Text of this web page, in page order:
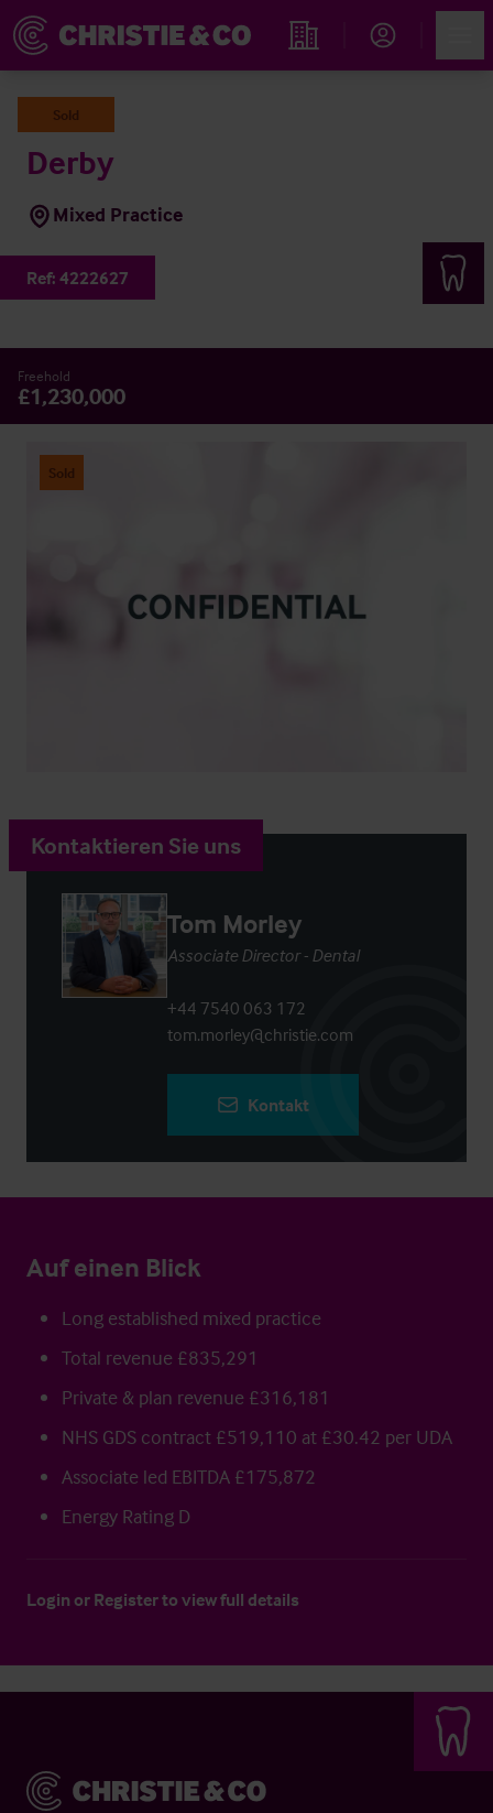
Immobiliensuche
Sold
Derby
Mixed Practice
Ref: 4222627
Freehold
£1,230,000
Sold
Kontaktieren Sie uns
Tom Morley
Associate Director - Dental
+44 7540 063 172
tom.morley@christie.com
Kontakt
Auf einen Blick
Long established mixed practice
Total revenue £835,291
Private & plan revenue £316,181
NHS GDS contract £519,110 at £30.42 per UDA
Associate led EBITDA £175,872
Energy Rating D
Login or Registerto view full details